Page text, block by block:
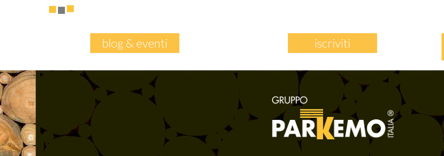
blog & eventi iscriviti